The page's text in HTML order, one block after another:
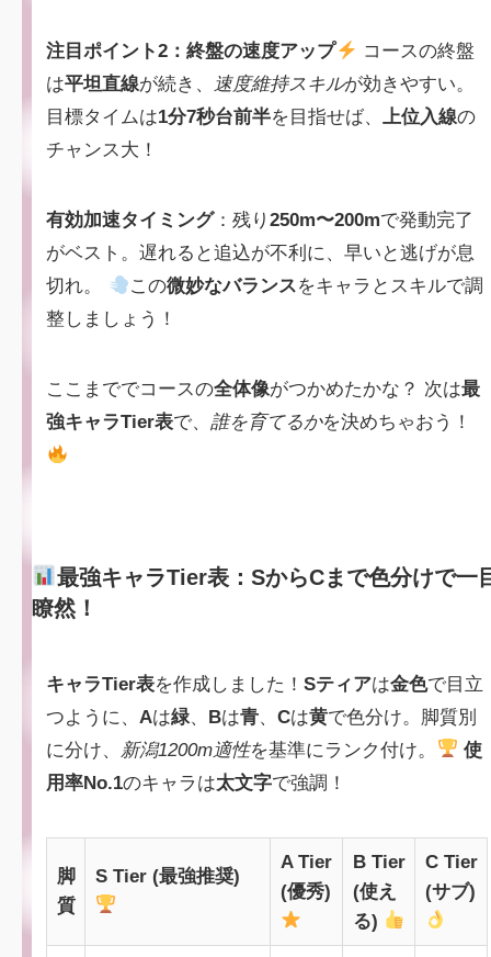
注目ポイント2：終盤の速度アップ
コースの終盤
は平坦直線が続き、 速度維持スキルが効きやすい。
目標タイムは1分7秒台前半を目指せば、上位入線の
チャンス大！
有効加速タイミング：残り250m〜200mで発動完了
がベスト。遅れると追込が不利に、早いと逃げが息
切れ。
この微妙なバランスをキャラとスキルで調
整しましょう！
ここまででコースの全体像がつかめたかな？ 次は最
強キャラTier表で、誰を育てるかを決めちゃおう！
最強キャラTier表：SからCまで色分けで一
瞭然！
キャラTier表を作成しました！Sティアは金色で目立
つように、 Aは緑、 Bは青、Cは黄で色分け。脚質別
に分け、 新潟1200m適性を基準にランク付け。
使
用率No.1のキャラは太文字で強調！
脚
質
S Tier (最強推奨)
A Tier
(優秀)
B Tier
(使え
る)
C Tier
(サブ)